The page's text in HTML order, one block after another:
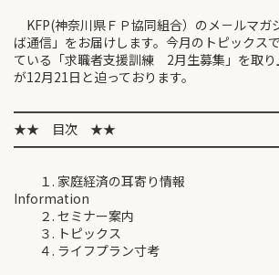
KFP(神奈川県ＦＰ協同組合）のメ－ルマガ
ば通信」をお届けします。今月のトピックス
ている「求職者支援訓練 2月生募集」を取り
が12月21日と迫っております。
★★ 目次 ★★
１. 家庭経済の耳寄り情報
Information
２. セミナー案内
３. トピックス
４. ライフプラン寸考